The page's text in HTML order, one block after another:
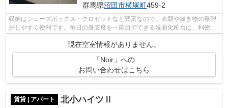
群馬県沼田市横塚町459-2
収納はシューズボックス・クロゼットなど豊富なので、衣類や履き物の整理
がしやすく便利です。毎日の身支度を一箇所でできる洗面化粧台は、利便性
が高いです。モニター越しに来訪者を...
現在空室情報がありません。
「Noir」への
お問い合わせはこちら
賃貸 | アパート 北小ハイツⅡ